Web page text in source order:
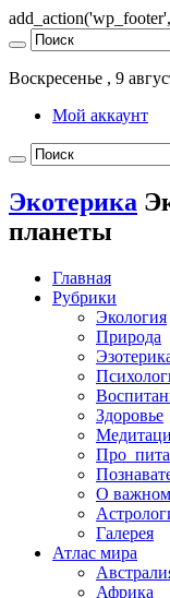
Воскресенье , 9
Мой аккаунт
Экотерика
планеты
Главная
Рубрики
Экология
Природа
Здоровье
О важном
Галерея
Атлас мира
Африка